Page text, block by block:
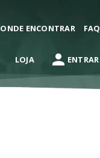
ONDE ENCONTRAR FAQ
LOJA ENTRAR